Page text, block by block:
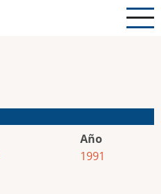
Año
1991